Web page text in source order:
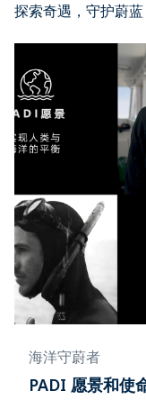
探索奇遇，守护蔚蓝
海洋守蔚者
PADI 愿景和使